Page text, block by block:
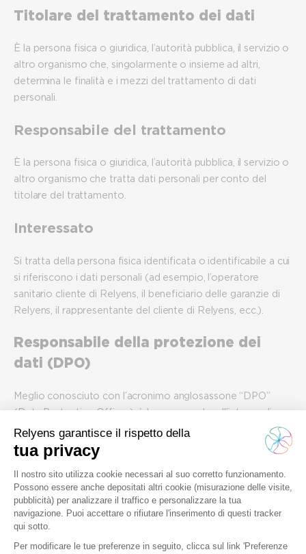
Titolare del trattamento dei dati
È la persona fisica o giuridica, l’autorità pubblica, il servizio o
altro organismo che, singolarmente o insieme ad altri,
determina le finalità e i mezzi del trattamento di dati
personali.
Responsabile del trattamento
È la persona fisica o giuridica, l’autorità pubblica, il servizio o
altro organismo che tratta dati personali per conto del
titolare del trattamento.
Interessato
Si tratta della persona fisica identificata o identificabile a cui
si riferiscono i dati personali (ad esempio, l’operatore
sanitario cliente di Relyens, il beneficiario delle garanzie di
Relyens, il rappresentante del cliente di Relyens, ecc.).
Responsabile della protezione dei
dati (DPO)
Meglio conosciuto con l’acronimo anglosassone “DPO”
(Data Protection Officer), è la persona che all’interno di
Relyens ha il compito di garantire il rispetto della normativa
sulla protezione dei dati personali. È la persona da
contattare per qualsiasi domanda relativa al trattamento dei
dati personali effettuato dal Gruppo Relyens nonché per
esercitare i diritti previsti dalla normativa (per maggiori
dettagli, si veda la sezione dedicata di questa Carta).